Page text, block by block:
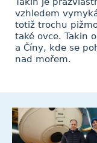
vzhledem
totiž trochu
také ovce. Takin
a Číny, kde se
nad mořem.